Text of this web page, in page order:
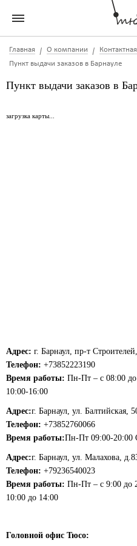
Главная О компании
Пункт выдачи заказов в Барнауле
Пункт выдачи заказов в
загрузка карты...
Адрес: г. Барнаул, пр-т
Телефон: +73852223190
Время работы: Пн-Пт – с 08:00
10:00-16:00
Адрес:г. Барнаул, ул. Балтийская,
Телефон: +73852760066
Время работы:Пн-Пт 09:00-20:00
Адрес:г. Барнаул, ул. Малахова,
Телефон: +79236540023
Время работы: Пн-Пт – с 9:00 до
10:00 до 14:00
Головной офис Тюсо: